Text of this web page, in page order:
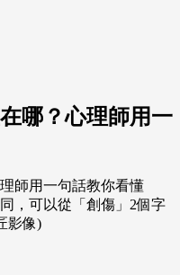
哪？心理師用一
，可以從「創傷」2個字
影像)